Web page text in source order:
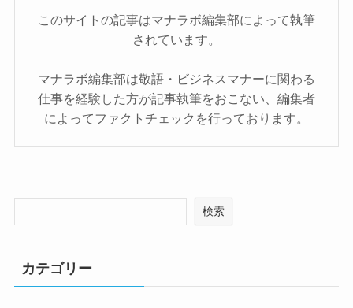
このサイトの記事はマナラボ編集部によって執筆
されています。
マナラボ編集部は敬語・ビジネスマナーに関わる
仕事を経験した方が記事執筆をおこない、編集者
によってファクトチェックを行っております。
検索
カテゴリー